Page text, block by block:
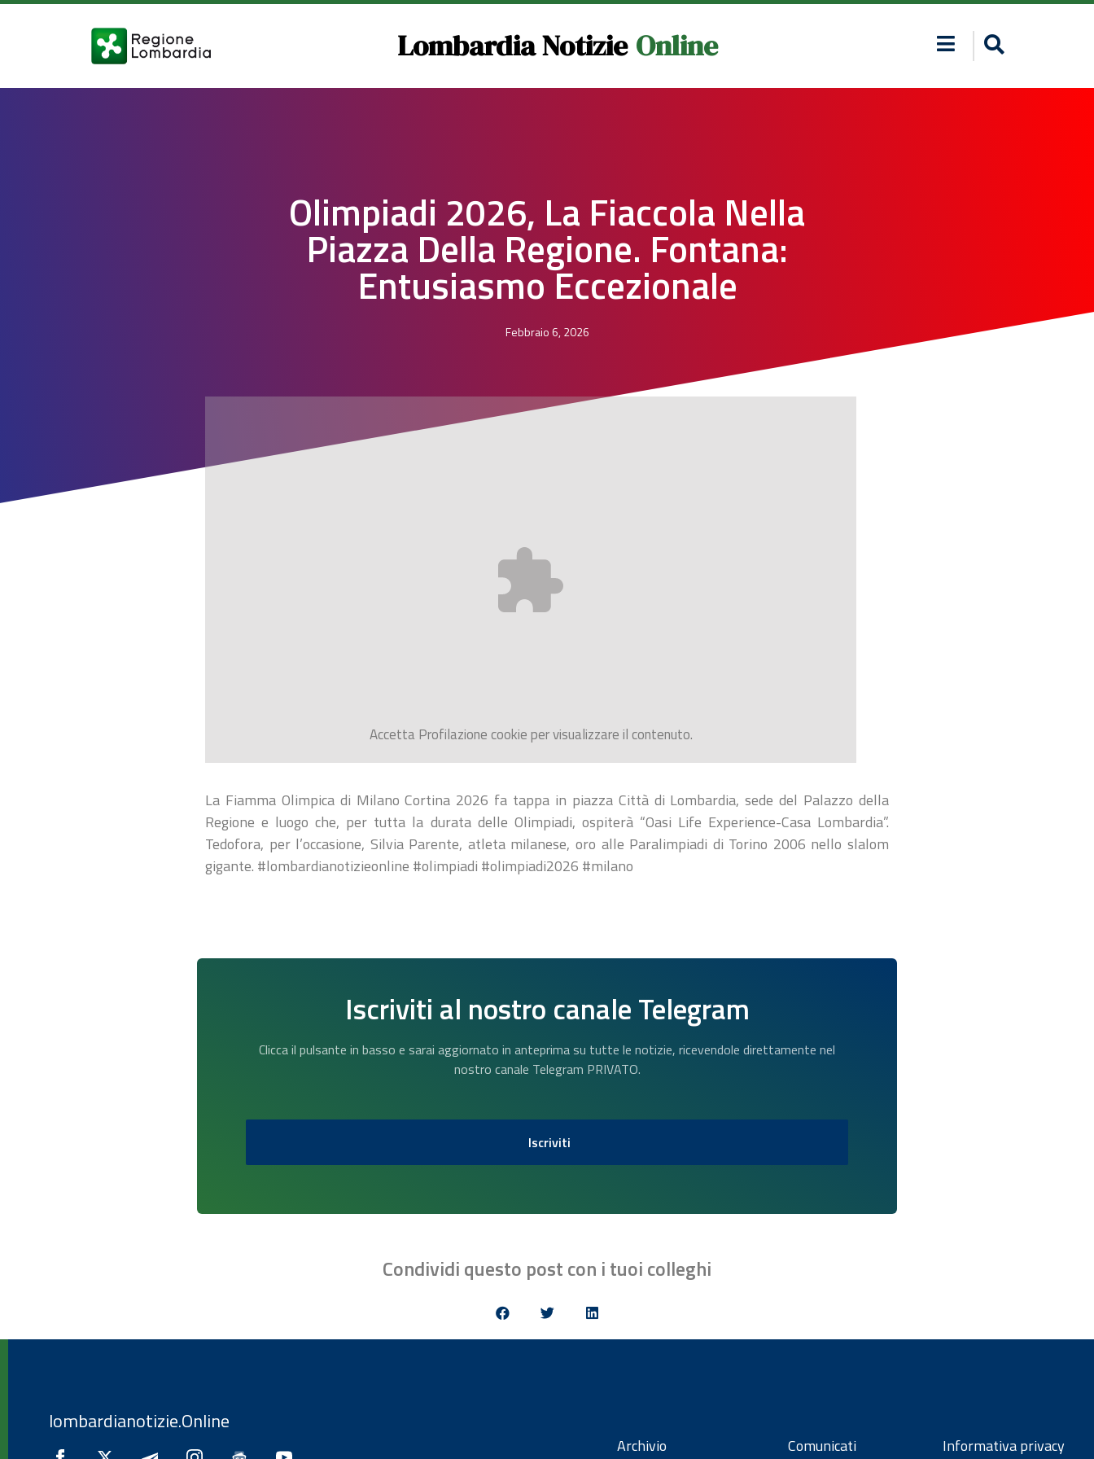
Lombardia Notizie Online
Olimpiadi 2026, La Fiaccola Nella
Piazza Della Regione. Fontana:
Entusiasmo Eccezionale
Febbraio 6, 2026
AccettaProfilazionecookie per visualizzare il contenuto.
La Fiamma Olimpica di Milano Cortina 2026 fa tappa in piazza Città di Lombardia, sede del Palazzo della
Regione e luogo che, per tutta la durata delle Olimpiadi, ospiterà “Oasi Life Experience-Casa Lombardia”.
Tedofora, per l’occasione, Silvia Parente, atleta milanese, oro alle Paralimpiadi di Torino 2006 nello slalom
gigante. #lombardianotizieonline #olimpiadi #olimpiadi2026 #milano
Iscriviti al nostro canale Telegram
Clicca il pulsante in basso e sarai aggiornato in anteprima su tutte le notizie, ricevendole direttamente nel
nostro canale Telegram PRIVATO.
Iscriviti
Condividi questo post con i tuoi colleghi
lombardianotizie.Online
Archivio Comunicati Informativa privacy